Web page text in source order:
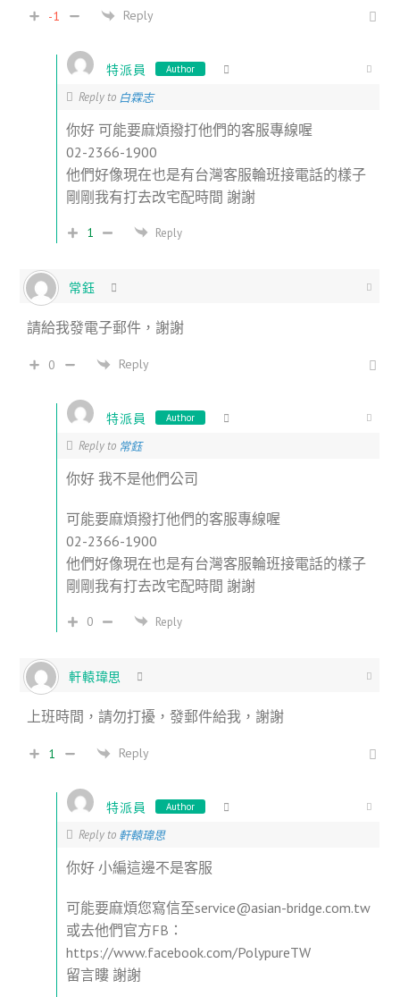
-1 Reply
特派員 Author
Reply to 白霖志
你好 可能要麻煩撥打他們的客服專線喔
02-2366-1900
他們好像現在也是有台灣客服輪班接電話的樣子
剛剛我有打去改宅配時間 謝謝
1 Reply
常鈺
請給我發電子郵件，謝謝
0 Reply
特派員 Author
Reply to 常鈺
你好 我不是他們公司
可能要麻煩撥打他們的客服專線喔
02-2366-1900
他們好像現在也是有台灣客服輪班接電話的樣子
剛剛我有打去改宅配時間 謝謝
0 Reply
軒轅瑋思
上班時間，請勿打擾，發郵件給我，謝謝
1 Reply
特派員 Author
Reply to 軒轅瑋思
你好 小編這邊不是客服
可能要麻煩您寫信至service@asian-bridge.com.tw
或去他們官方FB：
https://www.facebook.com/PolypureTW
留言瞜 謝謝